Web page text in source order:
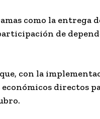
como la entrega
de
con la
directos